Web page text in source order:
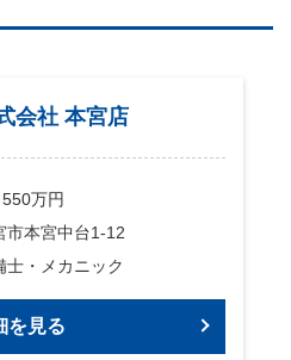
会社 本宮店
万円
市本宮中台1-12
士・メカニック
を見る